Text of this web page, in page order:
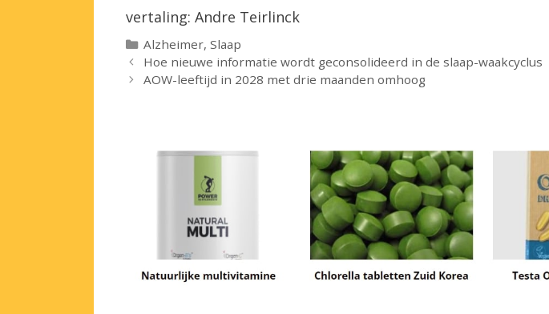
vertaling: Andre Teirlinck
Categorieën
Alzheimer,Slaap
Hoe nieuwe informatie wordt geconsolideerd in de slaap-waakcyclus
AOW-leeftijd in 2028 met drie maanden omhoog